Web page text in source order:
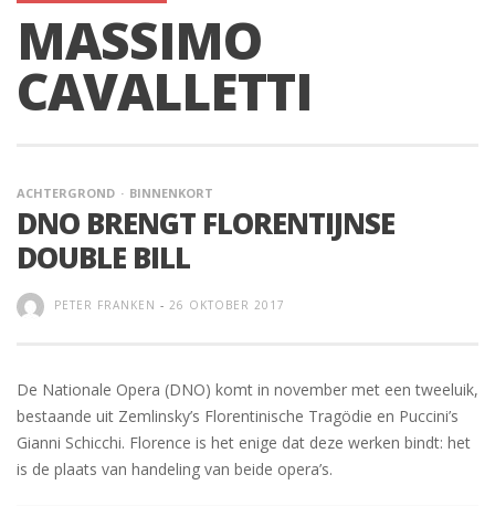
MASSIMO
CAVALLETTI
ACHTERGROND BINNENKORT
DNO BRENGT FLORENTIJNSE
DOUBLE BILL
PETER FRANKEN - 26 OKTOBER 2017
De Nationale Opera (DNO) komt in november met een tweeluik,
bestaande uit Zemlinsky’s Florentinische Tragödie en Puccini’s
Gianni Schicchi. Florence is het enige dat deze werken bindt: het
is de plaats van handeling van beide opera’s.